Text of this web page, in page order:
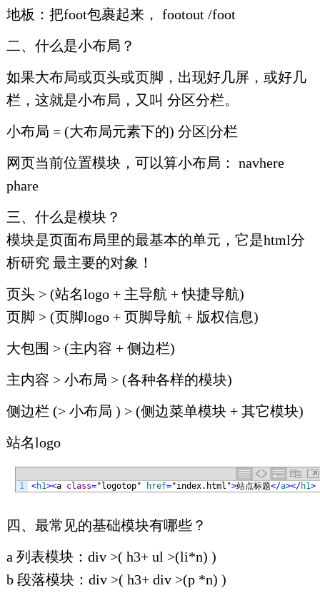
地板：把foot包裹起来， footout /foot
二、什么是小布局？
如果大布局或页头或页脚，出现好几屏，或好几
栏，这就是小布局，又叫 分区分栏。
小布局 = (大布局元素下的) 分区|分栏
网页当前位置模块，可以算小布局： navhere
phare
三、什么是模块？
模块是页面布局里的最基本的单元，它是html分
析研究 最主要的对象！
页头 > (站名logo + 主导航 + 快捷导航)
页脚 > (页脚logo + 页脚导航 + 版权信息)
大包围 > (主内容 + 侧边栏)
主内容 > 小布局 > (各种各样的模块)
侧边栏 (> 小布局 ) > (侧边菜单模块 + 其它模块)
站名logo
1 <h1><a class="logotop" href="index.html">站点标题</a></h1>
四、最常见的基础模块有哪些？
a 列表模块：div >( h3+ ul >(li*n) )
b 段落模块：div >( h3+ div >(p *n) )